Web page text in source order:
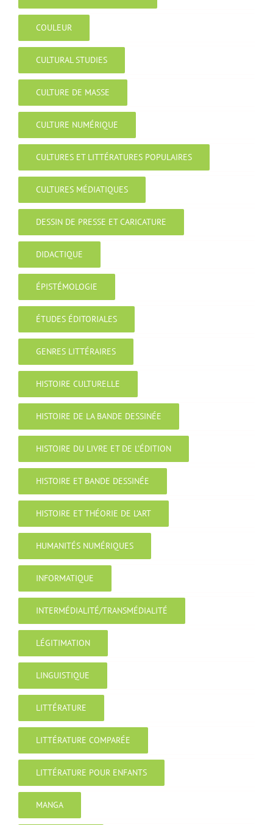
COULEUR
CULTURAL STUDIES
CULTURE DE MASSE
CULTURE NUMÉRIQUE
CULTURES ET LITTÉRATURES POPULAIRES
CULTURES MÉDIATIQUES
DESSIN DE PRESSE ET CARICATURE
DIDACTIQUE
ÉPISTÉMOLOGIE
ÉTUDES ÉDITORIALES
GENRES LITTÉRAIRES
HISTOIRE CULTURELLE
HISTOIRE DE LA BANDE DESSINÉE
HISTOIRE DU LIVRE ET DE L’ÉDITION
HISTOIRE ET BANDE DESSINÉE
HISTOIRE ET THÉORIE DE L’ART
HUMANITÉS NUMÉRIQUES
INFORMATIQUE
INTERMÉDIALITÉ/TRANSMÉDIALITÉ
LÉGITIMATION
LINGUISTIQUE
LITTÉRATURE
LITTÉRATURE COMPARÉE
LITTÉRATURE POUR ENFANTS
MANGA